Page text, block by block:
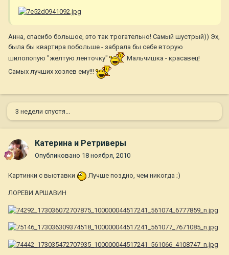
Анна, спасибо большое, это так трогательно! Самый шустрый)) Эх,
была бы квартира побольше - забрала бы себе вторую
шилопопую "желтую ленточку"
Мальчишка - красавец!
Самых лучших хозяев ему!!!
3 недели спустя...
Катерина и Ретриверы
Опубликовано 18 ноября, 2010
Картинки с выставки Лучше поздно, чем никогда ;)
ЛОРЕВИ АРШАВИН